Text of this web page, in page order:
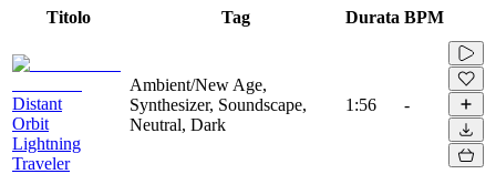
Titolo Tag Durata BPM
Distant
Orbit
Lightning
Traveler
Ambient/New Age,
Synthesizer, Soundscape,
Neutral, Dark
1:56 -